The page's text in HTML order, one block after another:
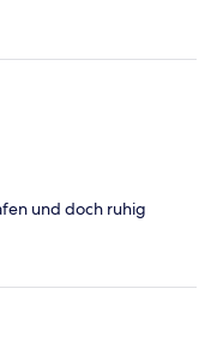
und doch ruhig